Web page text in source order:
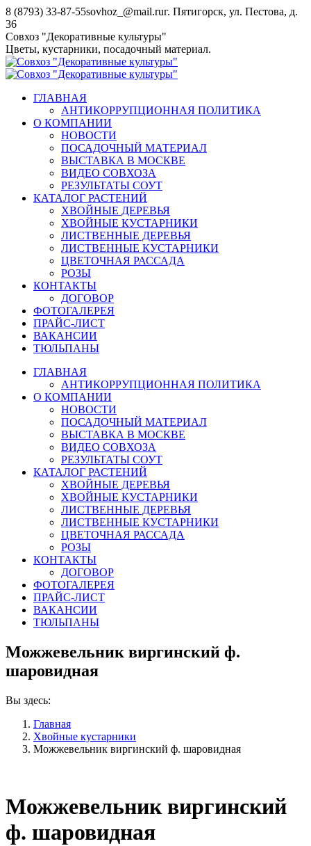
Перейти
к
содержанию
8 (8793) 33-87-55sovhoz_@mail.ruг. Пятигорск, ул. Пестова, д.
36
Совхоз "Декоративные культуры"
Цветы, кустарники, посадочный материал.
ГЛАВНАЯ
АНТИКОРРУПЦИОННАЯ ПОЛИТИКА
О КОМПАНИИ
НОВОСТИ
ПОСАДОЧНЫЙ МАТЕРИАЛ
ВЫСТАВКА В МОСКВЕ
ВИДЕО СОВХОЗА
РЕЗУЛЬТАТЫ СОУТ
КАТАЛОГ РАСТЕНИЙ
ХВОЙНЫЕ ДЕРЕВЬЯ
ХВОЙНЫЕ КУСТАРНИКИ
ЛИСТВЕННЫЕ ДЕРЕВЬЯ
ЛИСТВЕННЫЕ КУСТАРНИКИ
ЦВЕТОЧНАЯ РАССАДА
РОЗЫ
КОНТАКТЫ
ДОГОВОР
ФОТОГАЛЕРЕЯ
ПРАЙС-ЛИСТ
ВАКАНСИИ
ТЮЛЬПАНЫ
ГЛАВНАЯ
АНТИКОРРУПЦИОННАЯ ПОЛИТИКА
О КОМПАНИИ
НОВОСТИ
ПОСАДОЧНЫЙ МАТЕРИАЛ
ВЫСТАВКА В МОСКВЕ
ВИДЕО СОВХОЗА
РЕЗУЛЬТАТЫ СОУТ
КАТАЛОГ РАСТЕНИЙ
ХВОЙНЫЕ ДЕРЕВЬЯ
ХВОЙНЫЕ КУСТАРНИКИ
ЛИСТВЕННЫЕ ДЕРЕВЬЯ
ЛИСТВЕННЫЕ КУСТАРНИКИ
ЦВЕТОЧНАЯ РАССАДА
РОЗЫ
КОНТАКТЫ
ДОГОВОР
ФОТОГАЛЕРЕЯ
ПРАЙС-ЛИСТ
ВАКАНСИИ
ТЮЛЬПАНЫ
Можжевельник виргинский ф.
шаровидная
Вы здесь:
Главная
Хвойные кустарники
Можжевельник виргинский ф. шаровидная
Можжевельник виргинский
ф. шаровидная